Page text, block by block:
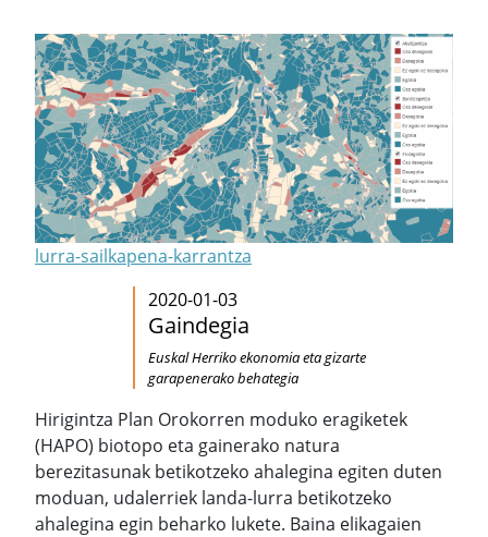
lurra-sailkapena-karrantza
2020-01-03
Gaindegia
Euskal Herriko ekonomia eta gizarte
garapenerako behategia
Hirigintza Plan Orokorren moduko eragiketek
(HAPO) biotopo eta gainerako natura
berezitasunak betikotzeko ahalegina egiten duten
moduan, udalerriek landa-lurra betikotzeko
ahalegina egin beharko lukete. Baina elikagaien